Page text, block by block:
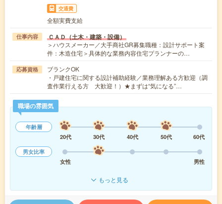
交通費
全額実費支給
仕事内容 ＣＡＤ（土木・建築・設備）
＞ハウスメーカー／大手商社GR募集職種：設計サポート案
件：木造住宅＞具体的な業務内容住宅プランナーの…
応募資格
ブランクOK
・戸建住宅に関する設計補助経験／業務理解ある方歓迎（調
査作業行える方 大歓迎！）★まずは“気になる”…
職場の雰囲気
年齢層
20代
30代 40代 50代
60代
男女比率
女性
男性
もっと見る